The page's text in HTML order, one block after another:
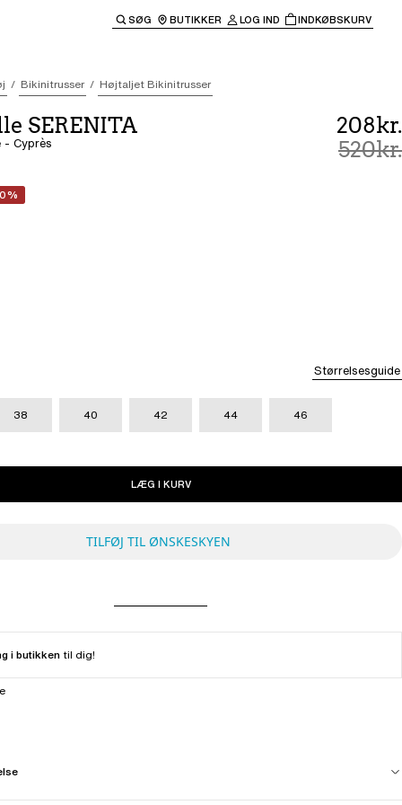
hovednavigationen.
SØG BUTIKKER LOG IND INDKØBSKURV
Bikinitrusser Højtaljet Bikinitrusser
SERENITA
- Cyprès
208kr.
520kr.
Størrelsesguide
38 40 42 44 46
LÆG I KURV
TILFØJ TIL ØNSKESKYEN
i butikken til dig!